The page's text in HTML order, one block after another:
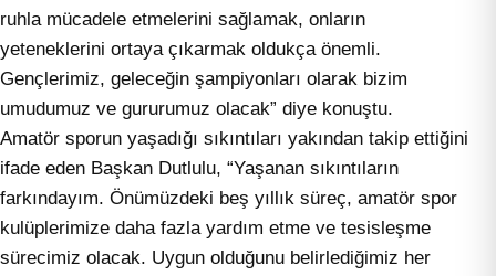
ruhla mücadele etmelerini sağlamak, onların
yeteneklerini ortaya çıkarmak oldukça önemli.
Gençlerimiz, geleceğin şampiyonları olarak bizim
umudumuz ve gururumuz olacak” diye konuştu.
Amatör sporun yaşadığı sıkıntıları yakından takip ettiğini
ifade eden Başkan Dutlulu, “Yaşanan sıkıntıların
farkındayım. Önümüzdeki beş yıllık süreç, amatör spor
kulüplerimize daha fazla yardım etme ve tesisleşme
sürecimiz olacak. Uygun olduğunu belirlediğimiz her